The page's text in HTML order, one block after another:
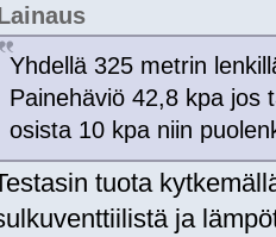
Yhdellä 325 metrin
Painehäviö 42,8 kpa jos
osista 10 kpa niin
tuota
ja